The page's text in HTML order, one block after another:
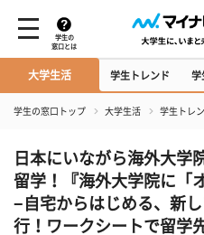
学生の
窓口とは
大学生活 学生トレンド 学
学生の窓口トップ 大学生活 学生トレ
日本にいながら海外大学
留学！『海外大学院に「
−自宅からはじめる、新
行！ワークシートで留学